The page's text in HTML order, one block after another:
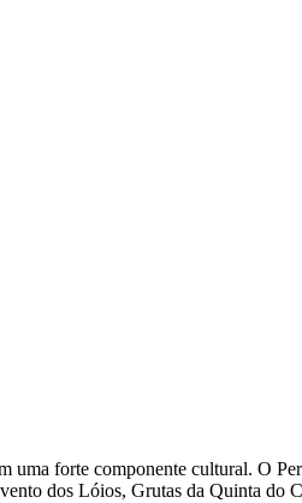
forte componente cultural. O
dos Lóios, Grutas da Quinta